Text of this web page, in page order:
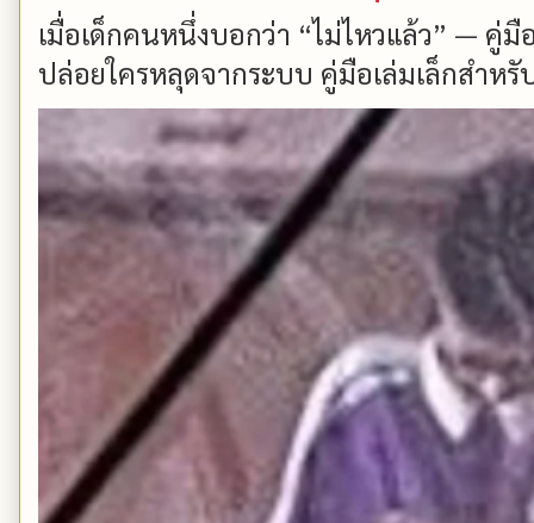
เมื่อเด็กคนหนึ่งบอกว่า “ไม่ไหวแล้ว” — คู่
ปล่อยใครหลุดจากระบบ คู่มือเล่มเล็กสำหรั